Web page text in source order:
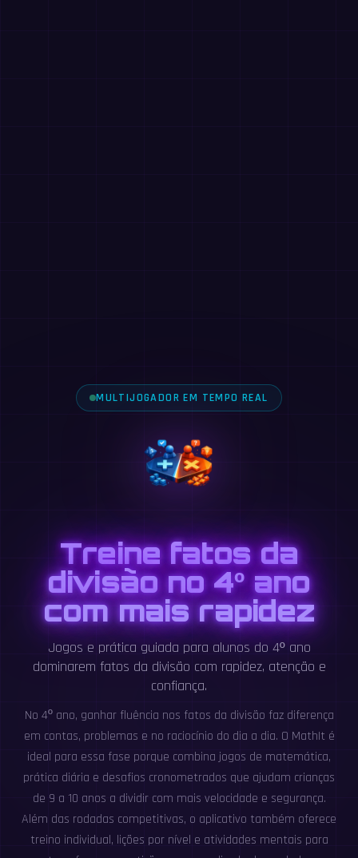
MULTIJOGADOR EM TEMPO REAL
Treine fatos da
divisão no 4º ano
com mais rapidez
Jogos e prática guiada para alunos do 4º ano
dominarem fatos da divisão com rapidez, atenção e
confiança.
No 4º ano, ganhar fluência nos fatos da divisão faz diferença
em contas, problemas e no raciocínio do dia a dia. O MathIt é
ideal para essa fase porque combina jogos de matemática,
prática diária e desafios cronometrados que ajudam crianças
de 9 a 10 anos a dividir com mais velocidade e segurança.
Além das rodadas competitivas, o aplicativo também oferece
treino individual, lições por nível e atividades mentais para